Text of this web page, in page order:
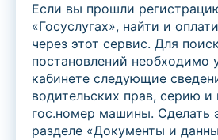
Если вы прошли
«Госуслугах», найти и
через этот сервис. Для
постановлений необходимо
кабинете следующие
водительских прав, серию
гос.номер машины. Сделать
разделе «Документы и